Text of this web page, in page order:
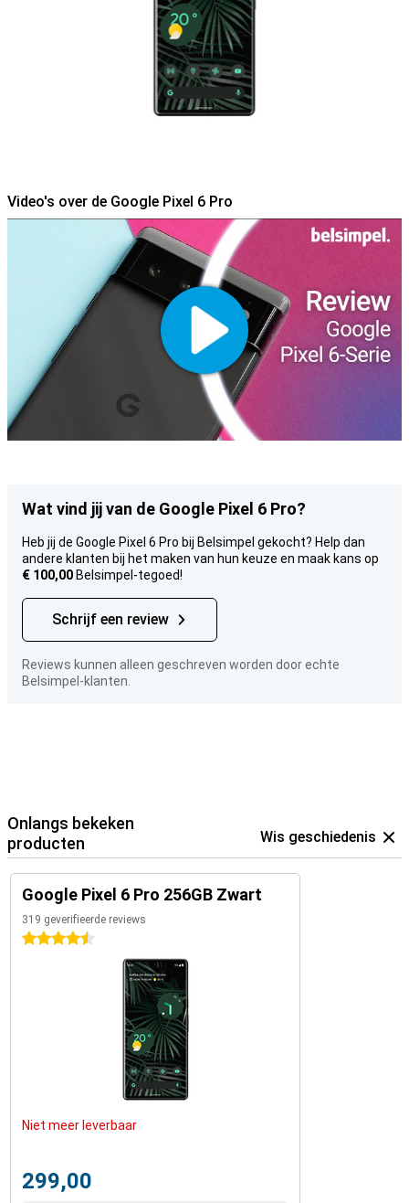
Video's over de Google Pixel 6 Pro
Wat vind jij van de Google Pixel 6 Pro?
Heb jij de Google Pixel 6 Pro bij Belsimpel gekocht? Help dan
andere klanten bij het maken van hun keuze en maak kans op
€ 100,00 Belsimpel-tegoed!
Schrijf een review
Reviews kunnen alleen geschreven worden door echte
Belsimpel-klanten.
Onlangs bekeken
producten
Wis geschiedenis
Google Pixel 6 Pro 256GB Zwart
319 geverifieerde reviews
4.5 sterren
Niet meer leverbaar
299,00